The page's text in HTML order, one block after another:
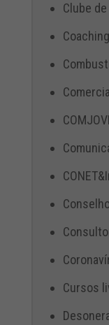
Clube
Coaching
Comercial
Cursos